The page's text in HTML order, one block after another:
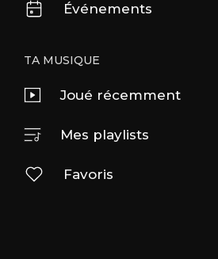
Événements
TA MUSIQUE
Joué récemment
Mes playlists
Favoris